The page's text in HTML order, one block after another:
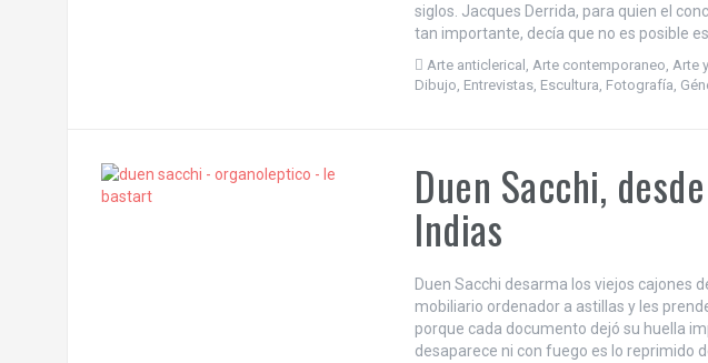
siglos. Jacques Derrida, para quien el
tan importante, decía que no es posible
Arte anticlerical ,Arte contemporaneo,Arte
Dibujo, Entrevistas, Escultura, Fotografía,
Duen Sacchi,
Indias
Duen Sacchi desarma los viejos cajones
mobiliario ordenador a astillas y les
porque cada documento dejó su huella
desaparece ni con fuego es lo reprimido